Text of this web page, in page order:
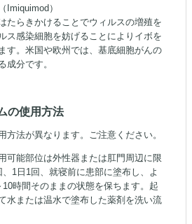
Imiquimod）
たらきかけることでウィルスの増殖を
ス感染細胞を妨げることによりイボを
す。米国や欧州では、基底細胞がんの
分です。
の使用方法
方法が異なります。ご注意ください。
可能部位は外性器または肛門周辺に限
1日1回、就寝前に患部に塗布し、よ
時間そのままの状態を保ちます。起
水または温水で塗布した薬剤を洗い流